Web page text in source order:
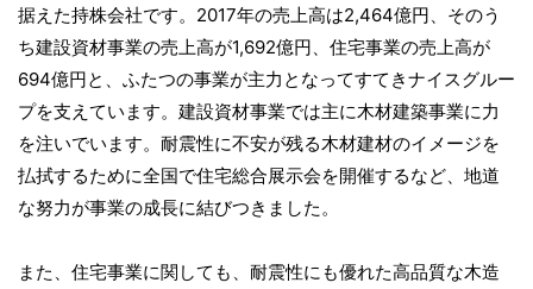
据えた持株会社です。2017年の売上高は2,464億円、そのう
ち建設資材事業の売上高が1,692億円、住宅事業の売上高が
694億円と、ふたつの事業が主力となってすてきナイスグルー
プを支えています。建設資材事業では主に木材建築事業に力
を注いでいます。耐震性に不安が残る木材建材のイメージを
払拭するために全国で住宅総合展示会を開催するなど、地道
な努力が事業の成長に結びつきました。
また、住宅事業に関しても、耐震性にも優れた高品質な木造